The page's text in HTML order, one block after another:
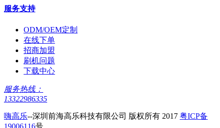
服务支持
ODM/OEM定制
在线下单
招商加盟
刷机问题
下载中心
服务热线：
13322986335
嗨高乐--深圳前海高乐科技有限公司 版权所有 2017 粤ICP备
19006116号